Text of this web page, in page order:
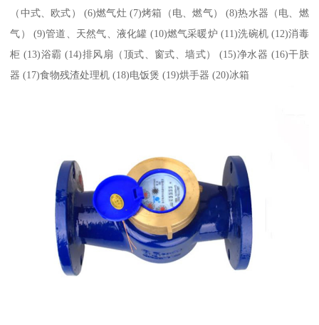
（中式、欧式） (6)燃气灶 (7)烤箱（电、燃气） (8)热水器（电、燃
气） (9)管道、天然气、液化罐 (10)燃气采暖炉 (11)洗碗机 (12)消毒
柜 (13)浴霸 (14)排风扇（顶式、窗式、墙式） (15)净水器 (16)干肤
器 (17)食物残渣处理机 (18)电饭煲 (19)烘手器 (20)冰箱